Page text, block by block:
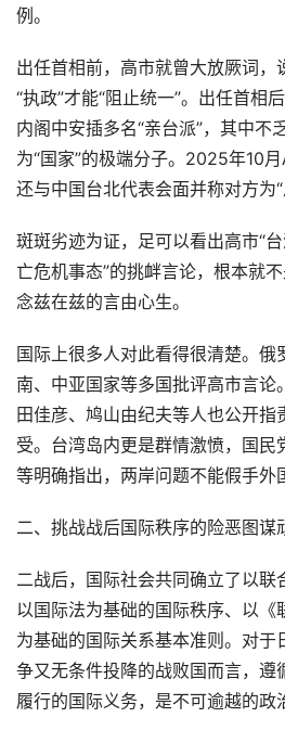
例。
出任首相前，高市就曾大放厥词，
“执政”才能“阻止统一”。出任首相
内阁中安插多名“亲台派”，其中不
为“国家”的极端分子。2025年10
还与中国台北代表会面并称对方为“
斑斑劣迹为证，足可以看出高市“
亡危机事态”的挑衅言论，根本就
念兹在兹的言由心生。
国际上很多人对此看得很清楚。俄
南、中亚国家等多国批评高市言论
田佳彦、鸠山由纪夫等人也公开
受。台湾岛内更是群情激愤，国民
等明确指出，两岸问题不能假手外
二、挑战战后国际秩序的险恶图谋
二战后，国际社会共同确立了以联
以国际法为基础的国际秩序、以《
为基础的国际关系基本准则。对于
争又无条件投降的战败国而言，遵
履行的国际义务，是不可逾越的政